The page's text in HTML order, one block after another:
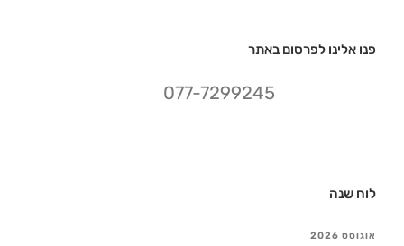
פנו אלינו לפרסום באתר
077-7299245
לוח שנה
אוגוסט 2026